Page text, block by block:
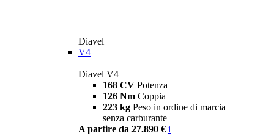
Diavel
V4
Diavel V4
168 CV Potenza
126 Nm Coppia
223 kg Peso in ordine di marcia
senza carburante
A partire da 27.890 € i